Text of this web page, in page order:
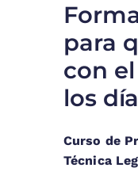
para
con
los
Curso de
Técnica